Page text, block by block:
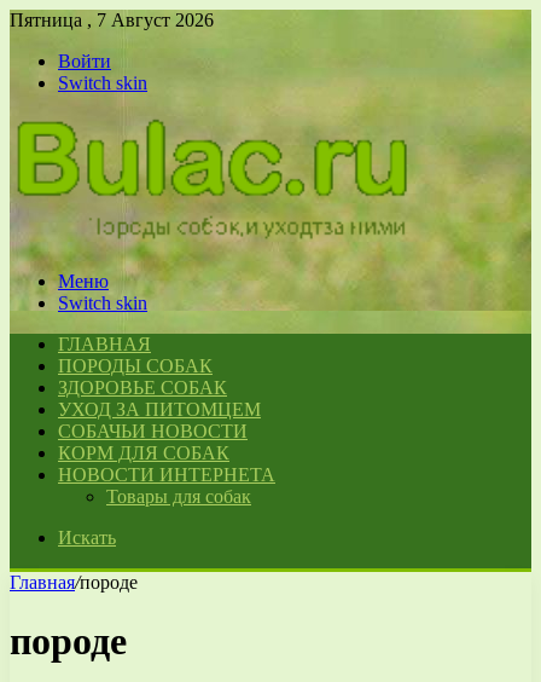
Пятница , 7 Август 2026
Войти
Switch skin
Меню
Switch skin
ГЛАВНАЯ
ПОРОДЫ СОБАК
ЗДОРОВЬЕ СОБАК
УХОД ЗА ПИТОМЦЕМ
СОБАЧЬИ НОВОСТИ
КОРМ ДЛЯ СОБАК
НОВОСТИ ИНТЕРНЕТА
Товары для собак
Искать
Главная/породе
породе